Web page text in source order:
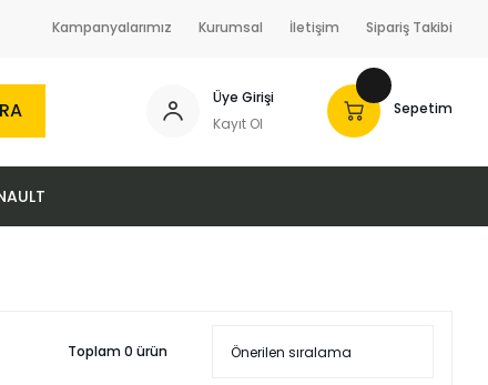
Kampanyalarımız Kurumsal İletişim Sipariş Takibi
Üye Girişi
Kayıt Ol
Sepetim
Toplam 0 ürün